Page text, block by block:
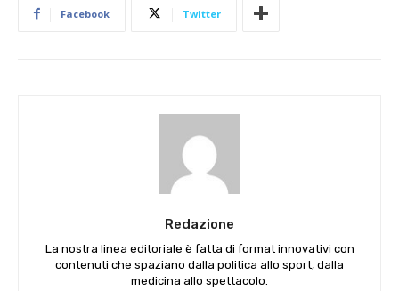
Facebook Twitter
Redazione
La nostra linea editoriale è fatta di format innovativi con
contenuti che spaziano dalla politica allo sport, dalla
medicina allo spettacolo.